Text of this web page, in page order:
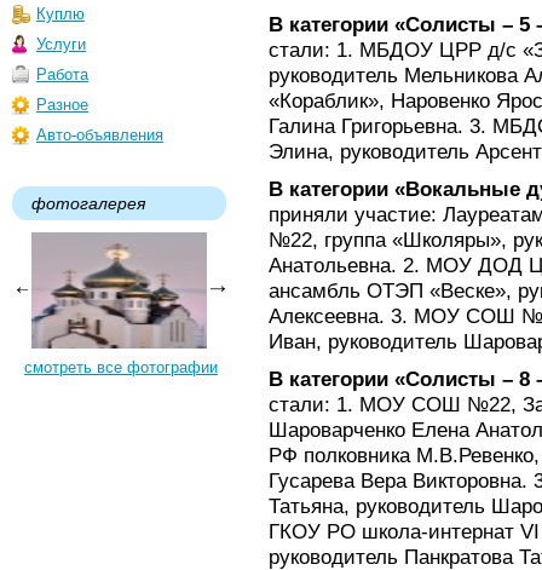
Куплю
Услуги
Работа
Разное
Авто-объявления
фотогалерея
смотреть все фотографии
В категории «Солисты – 5
стали: 1. МБДОУ ЦРР д/с
руководитель Мельникова
«Кораблик», Наровенко
Галина Григорьевна. 3.
Элина, руководитель
В категории «Вокальные
приняли участие:
№22, группа «Школяры»,
Анатольевна. 2. МОУ ДОД
ансамбль ОТЭП «Веске»,
Алексеевна. 3. МОУ СОШ
Иван, руководитель
В категории «Солисты – 8
стали: 1. МОУ СОШ №22,
Шароварченко Елена
РФ полковника
Гусарева Вера
Татьяна, руководитель
ГКОУ РО школа-интернат
руководитель Панкратова